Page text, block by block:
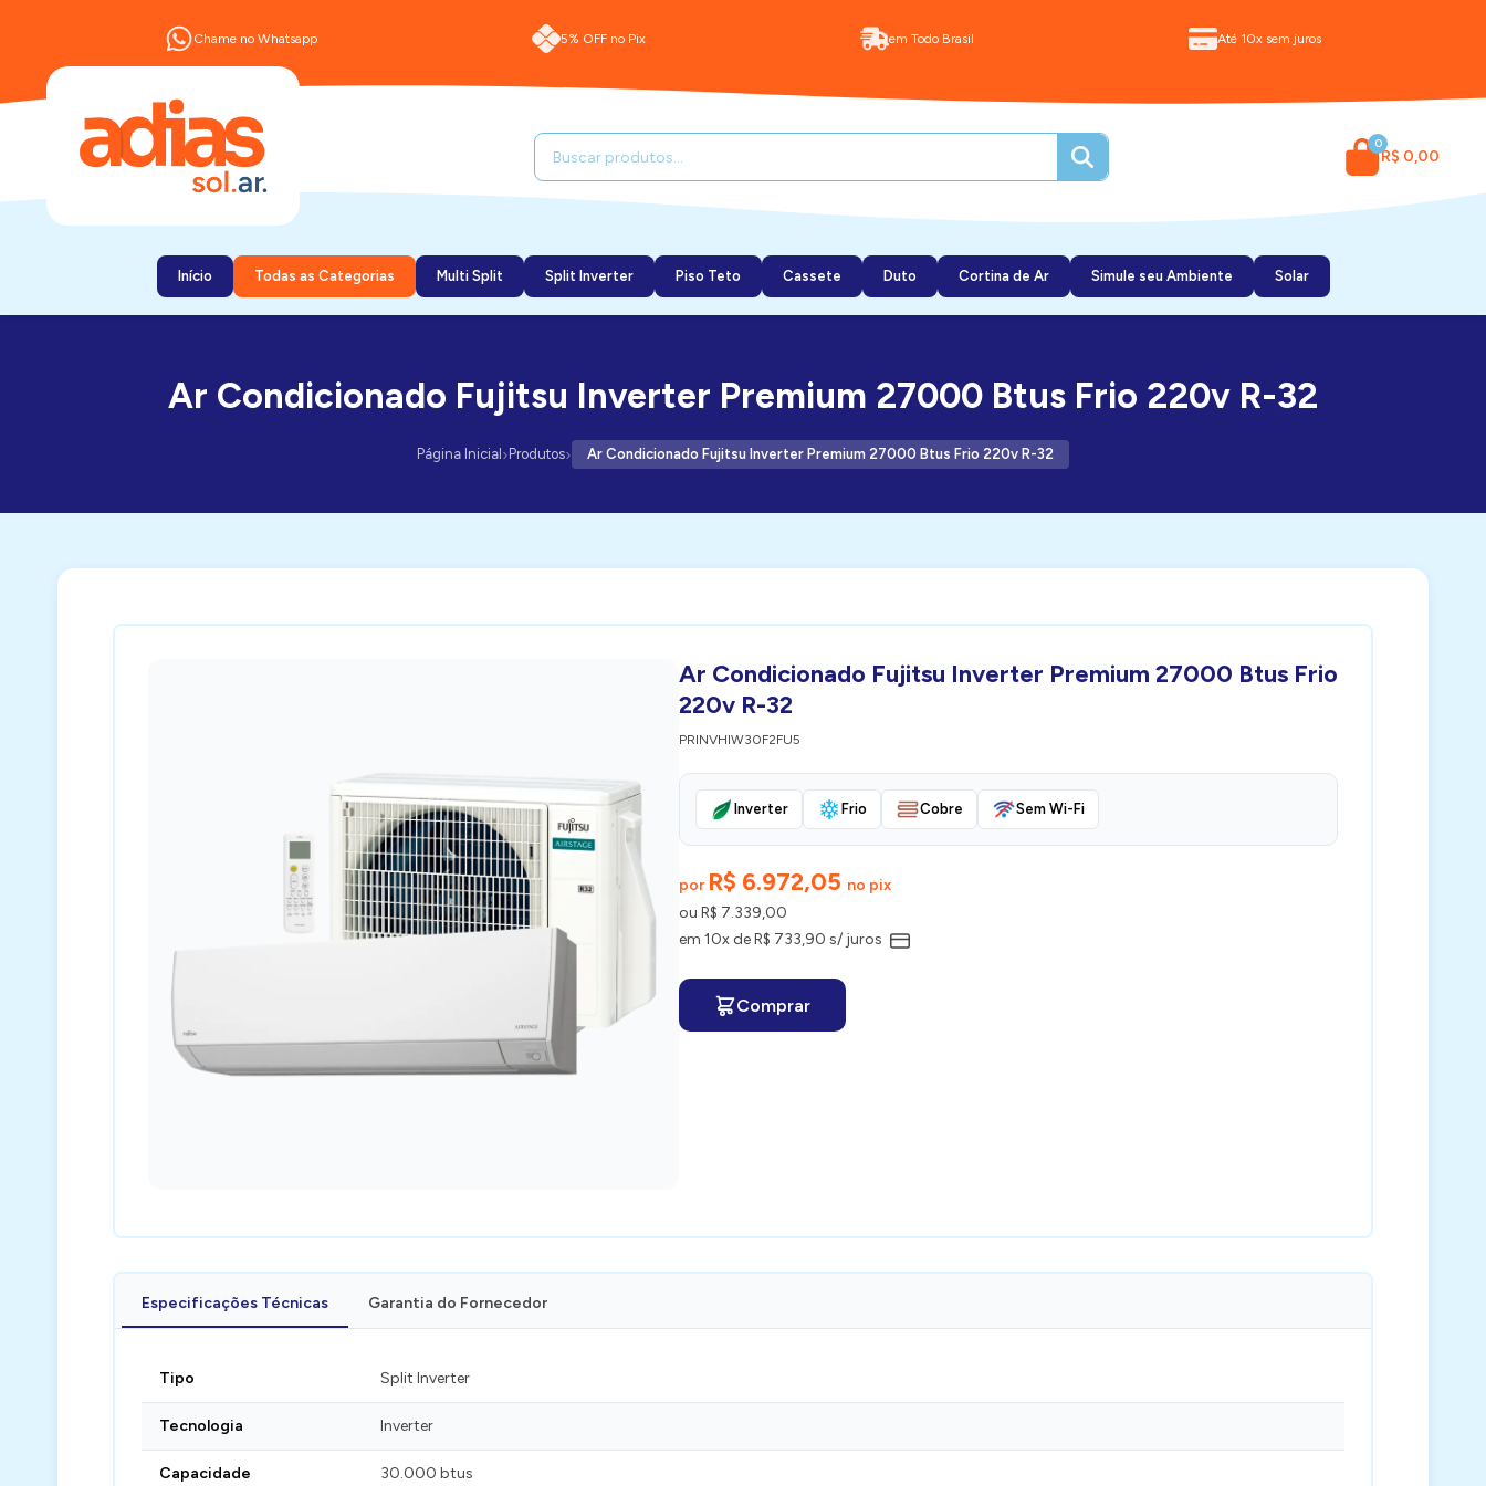
Chame no Whatsapp 5% OFF no Pix em Todo Brasil Até 10x sem juros
0
R$ 0,00
Início Todas as Categorias Multi Split Split Inverter Piso Teto Cassete Duto Cortina de Ar Simule seu Ambiente Solar
Ar Condicionado Fujitsu Inverter Premium 27000 Btus Frio 220v R-32
Página Inicial › Produtos› Ar Condicionado Fujitsu Inverter Premium 27000 Btus Frio 220v R-32
Ar Condicionado Fujitsu Inverter Premium 27000 Btus Frio
220v R-32
PRINVHIW30F2FU5
Inverter Frio Cobre Sem Wi-Fi
por R$ 6.972,05 no pix
ou R$ 7.339,00
em 10x de R$ 733,90 s/ juros
Comprar
Especificações Técnicas Garantia do Fornecedor
Tipo Split Inverter
Tecnologia Inverter
Capacidade 30.000 btus